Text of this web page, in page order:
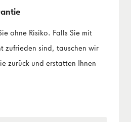
ohne Risiko. Falls Sie mit
zufrieden sind, tauschen wir
zurück und erstatten Ihnen